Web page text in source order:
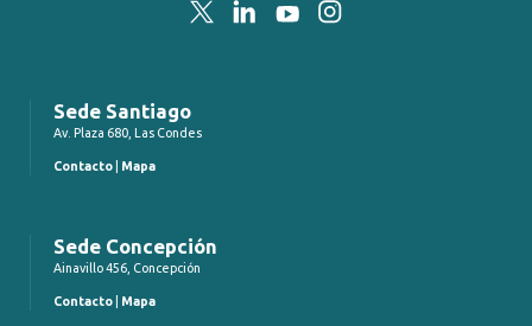
TwitterLinkedInYouTubeInstagram
Sede Santiago
Av. Plaza 680, Las Condes
Contacto Mapa
Sede Concepción
Ainavillo 456, Concepción
Contacto Mapa